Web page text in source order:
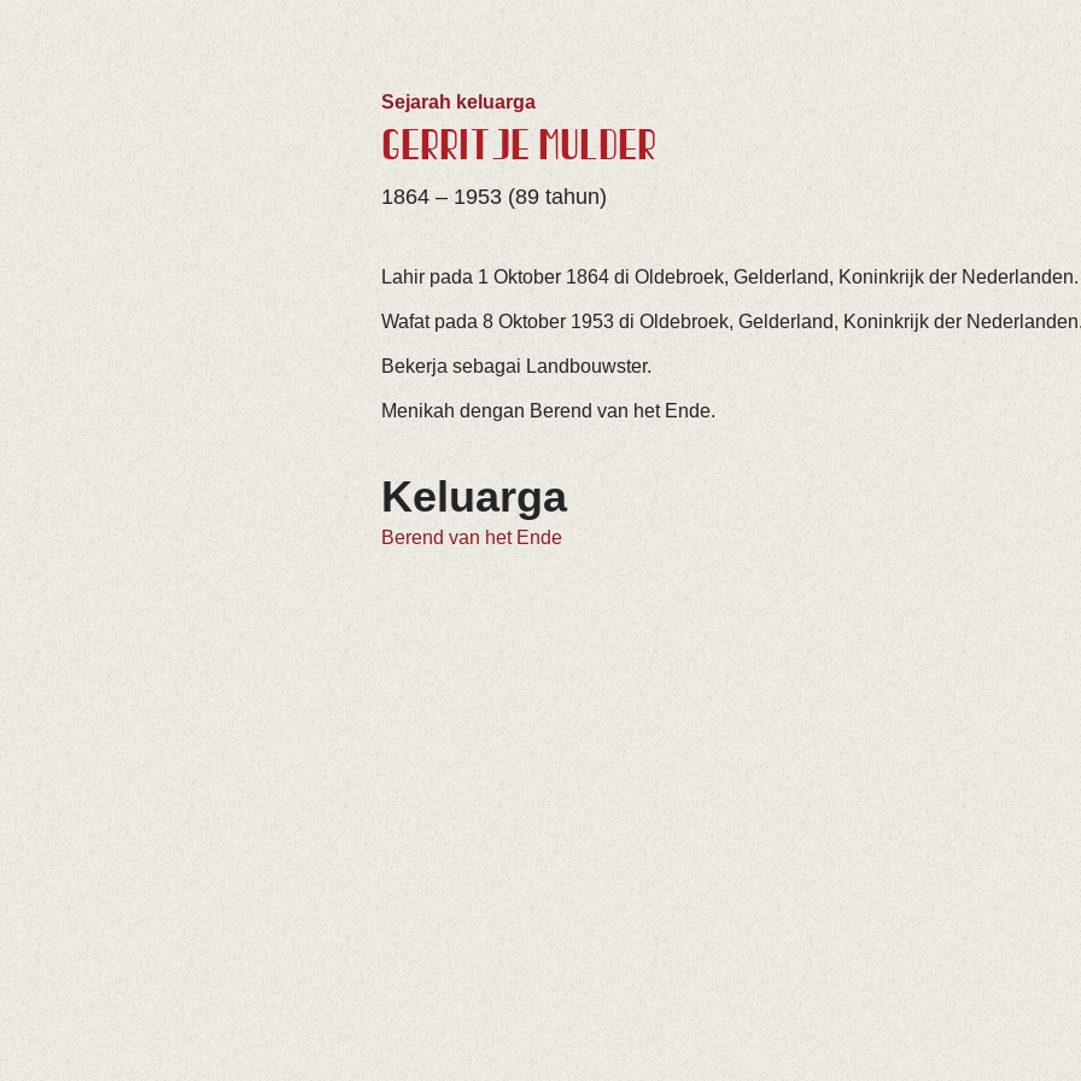
Sejarah keluarga
GERRITJE MULDER
1864 – 1953 (89 tahun)
Lahir pada 1 Oktober 1864 di Oldebroek, Gelderland, Koninkrijk der Nederlanden.
Wafat pada 8 Oktober 1953 di Oldebroek, Gelderland, Koninkrijk der
Bekerja sebagai Landbouwster.
Menikah dengan Berend van het Ende.
Keluarga
Berend van het Ende